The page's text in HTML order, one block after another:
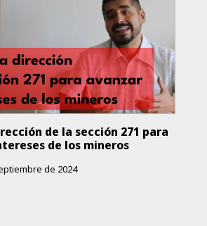
de la sección 271 para
de los mineros
de 2024